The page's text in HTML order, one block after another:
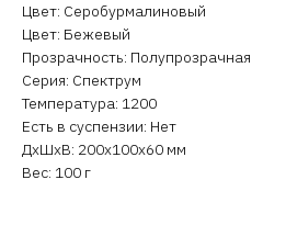
Цвет: Серобурмалиновый
Цвет: Бежевый
Прозрачность: Полупрозрачная
Серия: Спектрум
Температура: 1200
Есть в суспензии: Нет
ДxШxВ: 200x100x60 мм
Вес: 100 г